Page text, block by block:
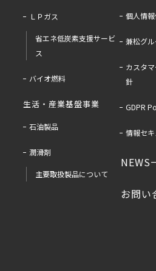
ＬＰガス
省エネ低炭素支援サービ
ス
バイオ燃料
生活・産業基盤事業
石油製品
潤滑剤
主要取扱製品について
個人情
兼松グ
カスタ
針
GDPR
情報セ
NEWS
お問い